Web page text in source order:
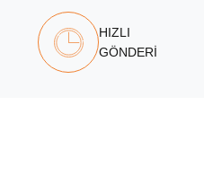
HIZLI
GÖNDERİ